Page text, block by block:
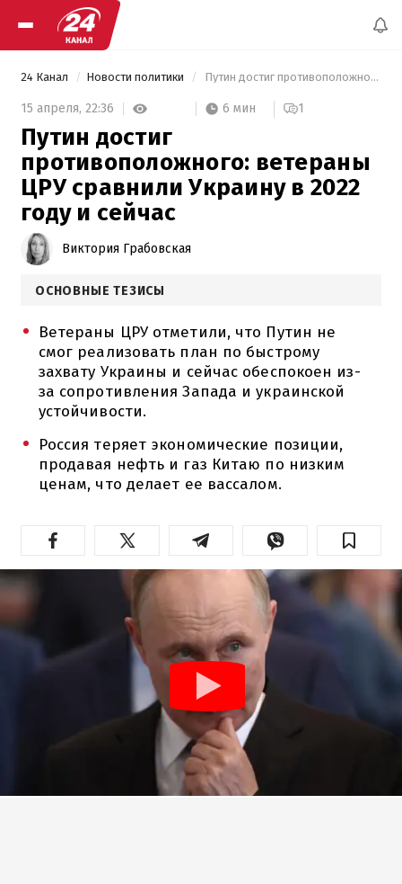
24 Канал Новости политики Путин достиг противоположного: ветераны ЦРУ сравнили Украину в 2022 году и сейчас
15 апреля, 22:36 6 мин 1
Путин достиг
противоположного: ветераны
ЦРУ сравнили Украину в 2022
году и сейчас
Виктория Грабовская
ОСНОВНЫЕ ТЕЗИСЫ
Ветераны ЦРУ отметили, что Путин не
смог реализовать план по быстрому
захвату Украины и сейчас обеспокоен из-
за сопротивления Запада и украинской
устойчивости.
Россия теряет экономические позиции,
продавая нефть и газ Китаю по низким
ценам, что делает ее вассалом.